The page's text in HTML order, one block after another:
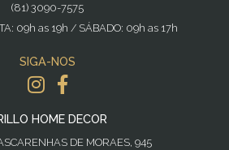
(81) 3090-7575
09h as 19h / SÁBADO: 09h as 17h
SIGA-NOS
HOME DECOR
DE MORAES, 945